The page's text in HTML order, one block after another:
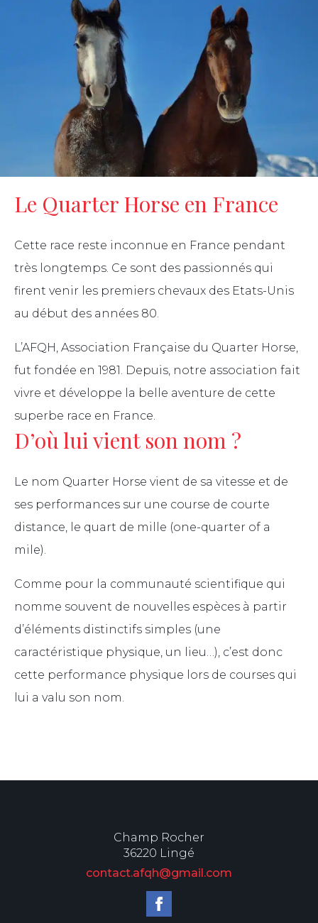
Le Quarter Horse en France
Cette race reste inconnue en France pendant
très longtemps. Ce sont des passionnés qui
firent venir les premiers chevaux des Etats-Unis
au début des années 80.
L’AFQH, Association Française du Quarter Horse,
fut fondée en 1981. Depuis, notre association fait
vivre et développe la belle aventure de cette
superbe race en France.
D’où lui vient son nom ?
Le nom Quarter Horse vient de sa vitesse et de
ses performances sur une course de courte
distance, le quart de mille (one-quarter of a
mile).
Comme pour la communauté scientifique qui
nomme souvent de nouvelles espèces à partir
d’éléments distinctifs simples (une
caractéristique physique, un lieu…), c’est donc
cette performance physique lors de courses qui
lui a valu son nom.
Champ Rocher
36220 Lingé
contact.afqh@gmail.com